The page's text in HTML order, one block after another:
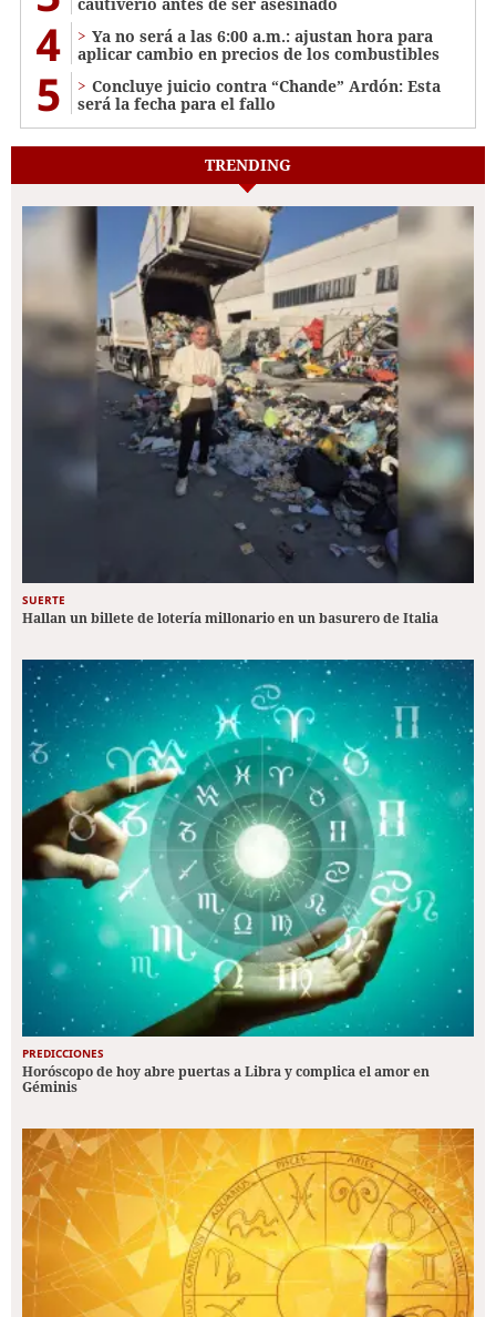
4
Ya no será a las 6:00 a.m.: ajustan hora para
aplicar cambio en precios de los combustibles
5
Concluye juicio contra “Chande” Ardón: Esta
será la fecha para el fallo
TRENDING
SUERTE
Hallan un billete de lotería millonario en un basurero de Italia
PREDICCIONES
Horóscopo de hoy abre puertas a Libra y complica el amor en
Géminis